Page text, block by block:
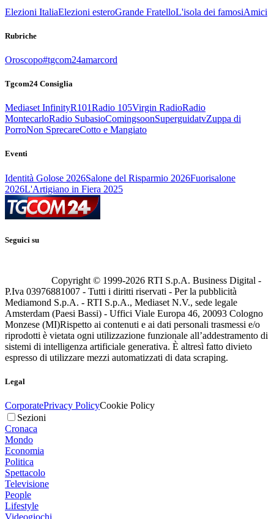
Elezioni ItaliaElezioni esteroGrande FratelloL'isola dei famosiAmici
Rubriche
Oroscopo#tgcom24amarcord
Tgcom24 Consiglia
Mediaset InfinityR101Radio 105Virgin RadioRadio
MontecarloRadio SubasioComingsoonSuperguidatvZuppa di
PorroNon SprecareCotto e Mangiato
Eventi
Identità Golose 2026Salone del Risparmio 2026Fuorisalone
2026L'Artigiano in Fiera 2025
Seguici su
Copyright © 1999-2026 RTI S.p.A. Business Digital -
P.Iva 03976881007 - Tutti i diritti riservati - Per la pubblicità
Mediamond S.p.A. - RTI S.p.A., Mediaset N.V., sede legale
Amsterdam (Paesi Bassi) - Uffici Viale Europa 46, 20093 Cologno
Monzese (MI)Rispetto ai contenuti e ai dati personali trasmessi e/o
riprodotti è vietata ogni utilizzazione funzionale all’addestramento di
sistemi di intelligenza artificiale generativa. È altresì fatto divieto
espresso di utilizzare mezzi automatizzati di data scraping.
Legal
CorporatePrivacy PolicyCookie Policy
Sezioni
Cronaca
Mondo
Economia
Politica
Spettacolo
Televisione
People
Lifestyle